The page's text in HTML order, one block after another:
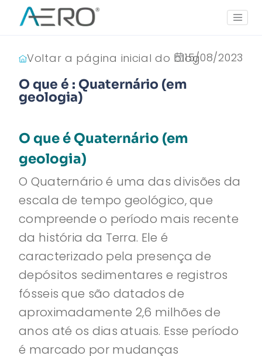
15/08/2023
Voltar a página inicial do blog
O que é : Quaternário (em
geologia)
O que é Quaternário (em
geologia)
O Quaternário é uma das divisões da
escala de tempo geológico, que
compreende o período mais recente
da história da Terra. Ele é
caracterizado pela presença de
depósitos sedimentares e registros
fósseis que são datados de
aproximadamente 2,6 milhões de
anos até os dias atuais. Esse período
é marcado por mudanças